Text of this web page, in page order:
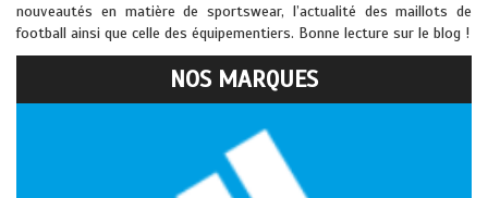
nouveautés en matière de sportswear, l’actualité des maillots de
football ainsi que celle des équipementiers. Bonne lecture sur le blog !
NOS MARQUES